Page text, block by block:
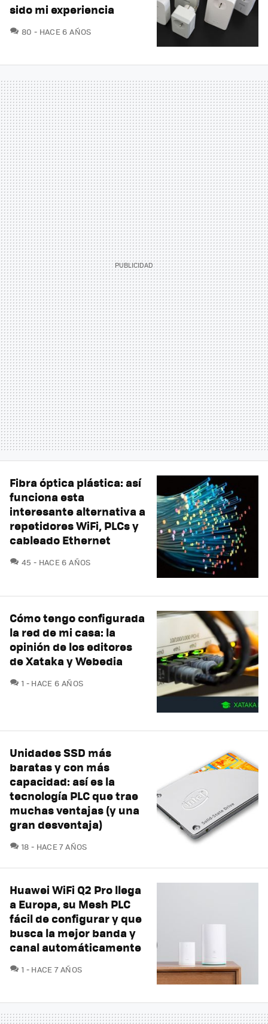
sido mi experiencia
80 COMENTARIOS
HACE 6 AÑOS
Fibra óptica plástica: así
funciona esta
interesante alternativa a
repetidores WiFi, PLCs y
cableado Ethernet
45 COMENTARIOS
HACE 6 AÑOS
Cómo tengo configurada
la red de mi casa: la
opinión de los editores
de Xataka y Webedia
1 COMENTARIOS
HACE 6 AÑOS
Unidades SSD más
baratas y con más
capacidad: así es la
tecnología PLC que trae
muchas ventajas (y una
gran desventaja)
18 COMENTARIOS
HACE 7 AÑOS
Huawei WiFi Q2 Pro llega
a Europa, su Mesh PLC
fácil de configurar y que
busca la mejor banda y
canal automáticamente
1 COMENTARIOS
HACE 7 AÑOS